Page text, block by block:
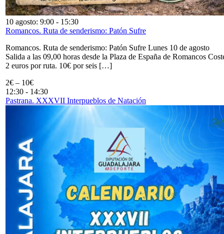
10 agosto: 9:00 - 15:30
Romancos. Ruta de senderismo: Patón Sufre
Romancos. Ruta de senderismo: Patón Sufre Lunes 10 de agosto
Salida a las 09,00 horas desde la Plaza de España de Romancos
2 euros por ruta. 10€ por seis […]
2€ – 10€
12:30 - 14:30
Pastrana. XXXVII Interpueblos de Natación